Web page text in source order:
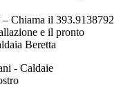
Chiama il 393.9138792
e il pronto
Beretta